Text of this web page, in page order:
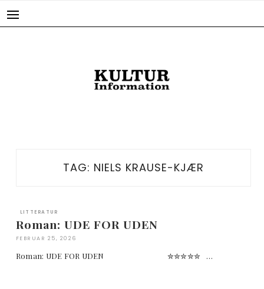
TAG: NIELS KRAUSE-KJÆR
LITTERATUR
Roman: UDE FOR UDEN
FEBRUAR 25, 2026
Roman: UDE FOR UDEN ✮✮✮✮✮ …